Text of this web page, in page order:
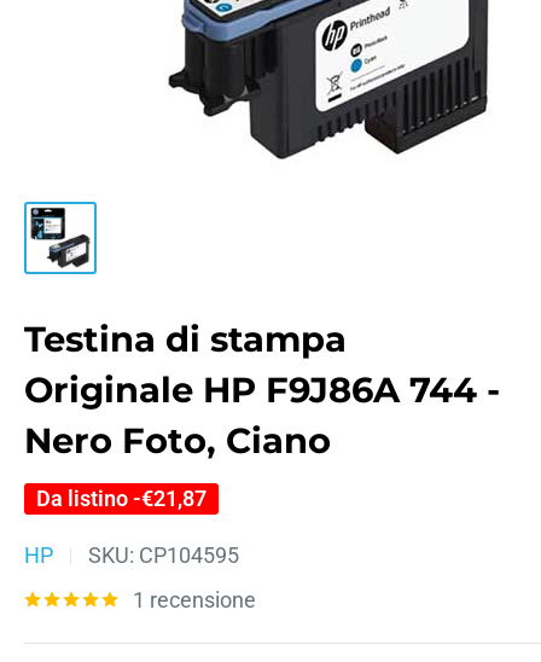
Testina di stampa
Originale HP F9J86A 744 -
Nero Foto, Ciano
Da listino -€21,87
HP SKU: CP104595
1 recensione